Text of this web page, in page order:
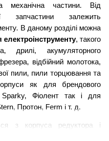
механічна частини. Від
запчастини залежить
В даному розділі можна
, такого
дрилі, акумуляторного
відбійний молотока,
пили, пили торцювання та
як для брендового
Фіолент так і для
Протон, Ferm і т. д.
з корпуса редуктора і